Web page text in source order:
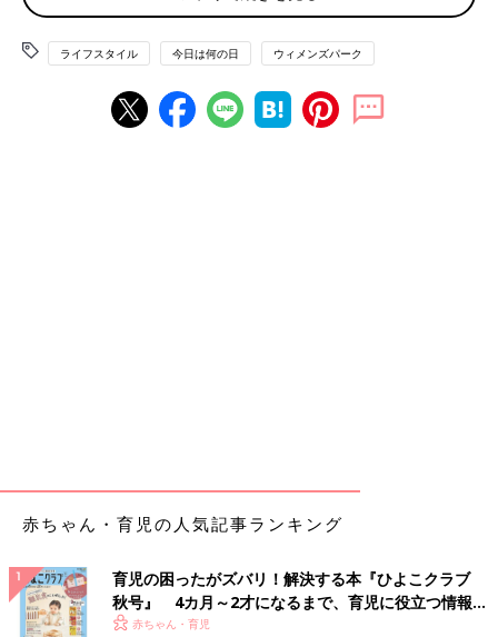
「趣味で懸賞してるのですが、トイレ掃除して数分後に当選品が
届く事が数回ありました。その頃は毎日トイレ掃除してました」
「トイレ掃除は毎日していますが、たまに“本気で掃除の日”を設
けて念入りに掃除をしています。昨日がまさにその日でしたが、
■文中のコメントはすべて、『ウィメンズパーク』（2022年1月
末まで）の投稿からの抜粋です。
す。
※記事の内容は記事執筆当時の情報であり、現在と異なる場合が
あります。
ライフスタイル 今日は何の日 ウィメンズパーク
赤ちゃん・育児の人気記事ランキング
育児の困ったがズバリ！解決する本『ひよこクラブ
秋号』 4カ月～2才になるまで、育児に役立つ情報が
いっぱい！
赤ちゃん・育児